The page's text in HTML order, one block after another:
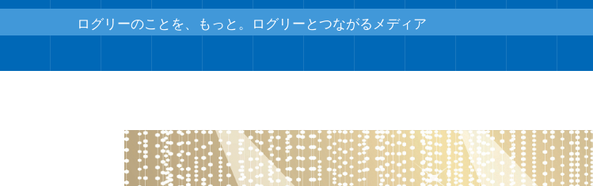
ログリーのことを、もっと。ログリーとつながるメディア